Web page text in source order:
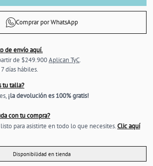
Comprar por WhatsApp
de envío aquí.
de $249.900Aplican TyC.
días hábiles.
tu talla?
¡la devolución es 100% gratis!
con tu compra?
listo para asistirte en todo lo que necesites.Clic aquí
Disponibilidad en tienda